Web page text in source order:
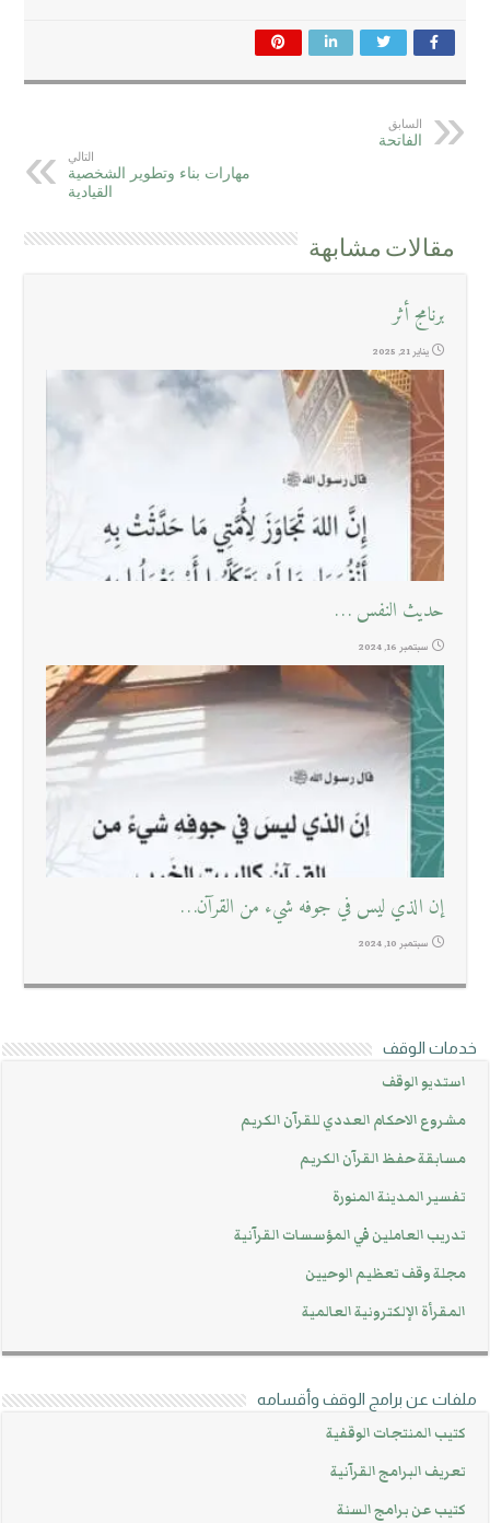
السابق
الفاتحة
التالي
مهارات بناء وتطوير الشخصية
القيادية
مقالات مشابهة
برنامج أثر
يناير 21, 2025
حديث النفس …
سبتمبر 16, 2024
إن الذي ليس في جوفه شيء من القرآن…
سبتمبر 10, 2024
خدمات الوقف
استديو الوقف
مشروع الاحكام العددي للقرآن الكريم
مسابقة حفظ القرآن الكريم
تفسير المدينة المنورة
تدريب العاملين في المؤسسات القرآنية
مجلة وقف تعظيم الوحيين
المقرأة الإلكترونية العالمية
ملفات عن برامج الوقف وأقسامه
كتيب المنتجات الوقفية
تعريف البرامج القرآنية
كتيب عن برامج السنة